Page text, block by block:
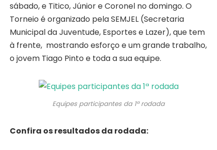
sábado, e Titico, Júnior e Coronel no domingo. O
Torneio é organizado pela SEMJEL (Secretaria
Municipal da Juventude, Esportes e Lazer), que tem
à frente, mostrando esforço e um grande trabalho,
o jovem Tiago Pinto e toda a sua equipe.
Equipes participantes da 1ª rodada
Confira os resultados da rodada: